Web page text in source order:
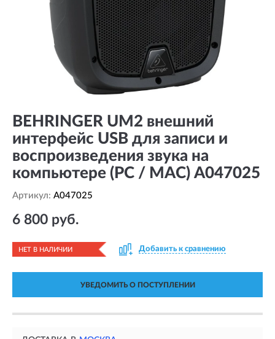
BEHRINGER UM2 внешний
интерфейс USB для записи и
воспроизведения звука на
компьютере (PC / MAC) A047025
Артикул: A047025
6 800 руб.
НЕТ В НАЛИЧИИ Добавить к сравнению
УВЕДОМИТЬ О ПОСТУПЛЕНИИ